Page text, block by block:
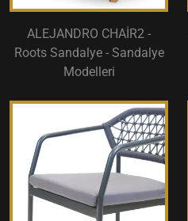
ALEJANDRO CHAİR2 -
Roots Sandalye - Sandalye
Modelleri